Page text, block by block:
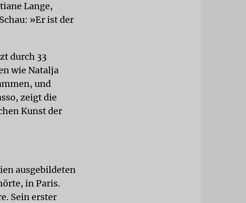
Lange,
»Er ist der
durch 33
wie Natalja
und
zeigt die
Kunst der
ausgebildeten
in Paris.
Sein erster